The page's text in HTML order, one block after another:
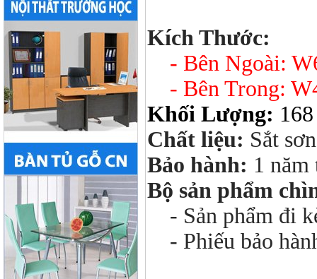
Kích Thước:
- Bên Ngoài:
- Bên Trong:
Khối Lượng:
Chất liệu: Sắt
Bảo hành: 1 năm
Bộ sản phẩm
- Sản phẩm đi
- Phiếu bảo